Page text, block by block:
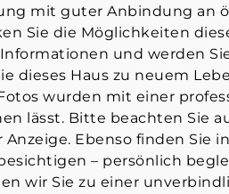
mit guter Anbindung an
Sie die Möglichkeiten
und werden
dieses Haus zu neuem
wurden mit einer
lässt. Bitte beachten Sie
Anzeige. Ebenso finden Sie
– persönlich
wir Sie zu einer